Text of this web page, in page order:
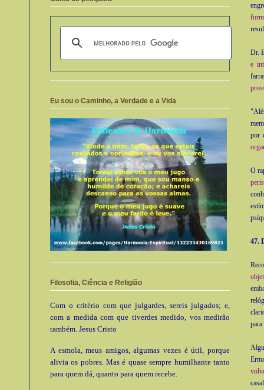
Dr.
e
por
O
47.
Eu sou o Caminho, a Verdade e a Vida
Filosofia, Ciência e Religião
Com o critério com que julgardes, sereis julgados; e,
com a medida com que tiverdes medido, vos medirão
também. Jesus Cristo
A esmola, meus amigos, algumas vezes é útil, porque
alivia os pobres. Mas é quase sempre humilhante tanto
para quem dá, quanto para quem recebe.